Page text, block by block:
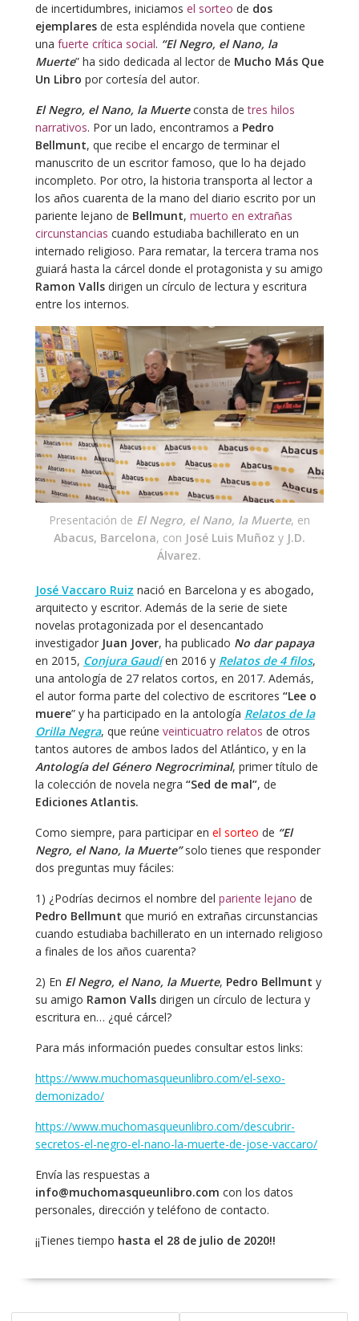
de incertidumbres, iniciamos el sorteo de dos
ejemplaresde esta espléndida novela que contiene
una fuerte crítica social. “El Negro, el Nano, la
Muerte” ha sido dedicada al lector de Mucho Más Que
Un Libro por cortesía del autor.
El Negro, el Nano, la Muerteconsta detres hilos
narrativos. Por un lado, encontramos a Pedro
Bellmunt, que recibe el encargo de terminar el
manuscrito de un escritor famoso, que lo ha dejado
incompleto. Por otro, la historia transporta al lector a
los años cuarenta de la mano del diario escrito por un
pariente lejano de Bellmunt, muerto en extrañas
circunstancias cuando estudiaba bachillerato en un
internado religioso. Para rematar, la tercera trama nos
guiará hasta la cárcel donde el protagonista y su amigo
Ramon Vallsdirigen un círculo de lectura y escritura
entre los internos.
Presentación de El Negro, el Nano, la Muerte, en
Abacus, Barcelona, con José Luis Muñoz yJ.D.
Álvarez.
José Vaccaro Ruiz nació en Barcelona y es abogado,
arquitecto y escritor. Además de la serie de siete
novelas protagonizada por el desencantado
investigador Juan Jover, ha publicado No dar papaya
en 2015, Conjura Gaudíen 2016 y Relatos de 4 filos,
una antología de 27 relatos cortos, en 2017. Además,
el autor forma parte del colectivo de escritores “Lee o
muere” y ha participado en la antología Relatos de la
Orilla Negra, que reúne veinticuatro relatos de otros
tantos autores de ambos lados del Atlántico, y en la
Antología del Género Negrocriminal, primer título de
la colección de novela negra “Sed de mal”, de
Ediciones Atlantis.
Como siempre, para participar en el sorteo de “El
Negro, el Nano, la Muerte”solo tienes que responder
dos preguntas muy fáciles:
1) ¿Podrías decirnos el nombre del pariente lejano de
Pedro Bellmunt que murió en extrañas circunstancias
cuando estudiaba bachillerato en un internado religioso
a finales de los años cuarenta?
2) En El Negro, el Nano, la Muerte, Pedro Bellmunt y
su amigo Ramon Vallsdirigen un círculo de lectura y
escritura en… ¿qué cárcel?
Para más información puedes consultar estos links:
https://www.muchomasqueunlibro.com/el-sexo-
demonizado/
https://www.muchomasqueunlibro.com/descubrir-
secretos-el-negro-el-nano-la-muerte-de-jose-vaccaro/
Envía las respuestas a
info@muchomasqueunlibro.com con los datos
personales, dirección y teléfono de contacto.
¡¡Tienes tiempo hasta el 28 de julio de 2020!!